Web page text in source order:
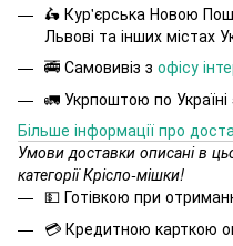
🛵 Кур'єрська Новою
Львові та інших містах
🚎 Самовивіз з офісу
🚛 Укрпоштою по Україні
Більше інформації про
Умови доставки описані в
категорії Крісло-мішки!
💵 Готівкою при
💳 Кредитною карткою